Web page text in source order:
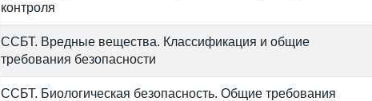
контроля
ССБТ. Вредные вещества. Классификация и общие
требования безопасности
ССБТ. Биологическая безопасность. Общие требования